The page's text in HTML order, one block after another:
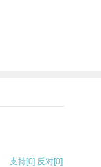
支持[0] 反对[0]